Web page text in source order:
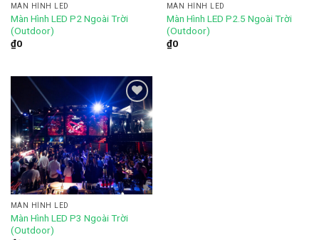
MÀN HÌNH LED
Màn Hình LED P2 Ngoài Trời
(Outdoor)
₫0
MÀN HÌNH LED
Màn Hình LED P2.5 Ngoài Trời
(Outdoor)
₫0
Add to
wishlist
MÀN HÌNH LED
Màn Hình LED P3 Ngoài Trời
(Outdoor)